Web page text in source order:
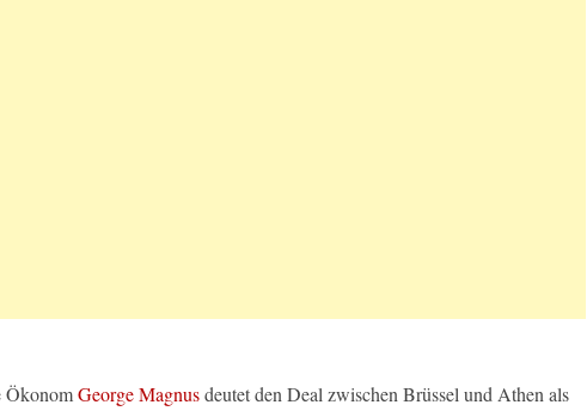
ÖkonomGeorge Magnusdeutet den Deal zwischen Brüssel und Athen als